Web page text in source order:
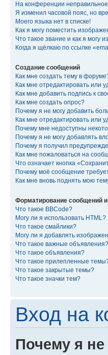
На конференции
Я изменил часовой пояс, но
Моего языка нет в списке!
Как я могу поместить
Что такое звание и как я могу
Когда я щёлкаю по ссылке
Создание сообщений
Как мне создать тему в
Как мне отредактировать или
Как мне добавить подпись к
Как мне создать опрос?
Почему я не могу добавить
Как мне отредактировать или
Почему мне недоступны
Почему я не могу добавлять
Почему я получил
Как мне пожаловаться на
Что означает кнопка
Почему моё сообщение
Как мне вновь поднять мою
Форматирование сообщений
Что такое BBCode?
Могу ли я использовать HTML?
Что такое смайлики?
Могу ли я добавлять
Что такое важные объявления?
Что такое объявления?
Что такое прилепленные
Что такое закрытые темы?
Что такое значки тем?
Вход на
Почему я